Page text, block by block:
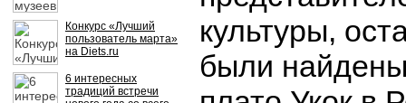
Конкурс «Лучший
пользователь марта»
на Diets.ru
6 интересных
традиций встречи
культуры,
были